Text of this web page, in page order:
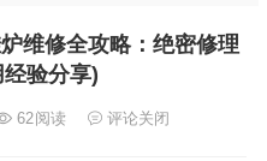
维修全攻略：绝密修理
验分享)
62阅读 评论关闭